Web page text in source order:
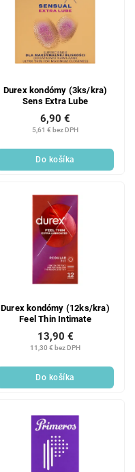
Durex kondómy (3ks/kra)
Sens Extra Lube
5,61 € bez DPH
6,90 €
Do košíka
Durex kondómy (12ks/kra)
Feel Thin Intimate
11,30 € bez DPH
13,90 €
Do košíka